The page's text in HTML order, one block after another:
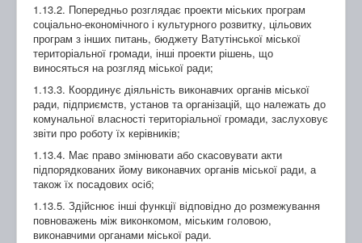
1.13.2. Попередньо розглядає проекти міських програм
соціально-економічного і культурного розвитку, цільових
програм з інших питань, бюджету Ватутінської міської
територіальної громади, інші проекти рішень, що
виносяться на розгляд міської ради;
1.13.3. Координує діяльність виконавчих органів міської
ради, підприємств, установ та організацій, що належать до
комунальної власності територіальної громади, заслуховує
звіти про роботу їх керівників;
1.13.4. Має право змінювати або скасовувати акти
підпорядкованих йому виконавчих органів міської ради, а
також їх посадових осіб;
1.13.5. Здійснює інші функції відповідно до розмежування
повноважень між виконкомом, міським головою,
виконавчими органами міської ради.